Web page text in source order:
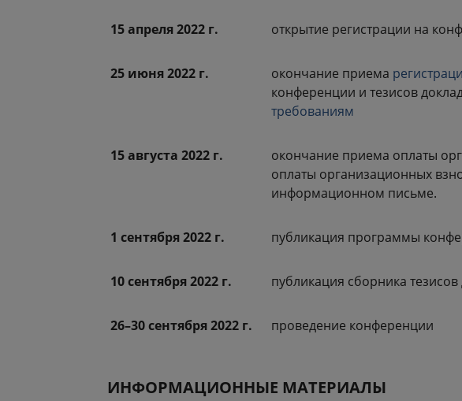
15 апреля 2022 г. открытие регистрации на
25 июня 2022 г. окончание приема
конференции и тезисов
требованиям
15 августа 2022 г.
окончание приема оплаты
оплаты организационных
информационном письме.
1 сентября 2022 г. публикация программы
10 сентября 2022 г. публикация сборника
26–30 сентября 2022 г. проведение конференции
ИНФОРМАЦИОННЫЕ МАТЕРИАЛЫ